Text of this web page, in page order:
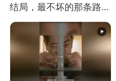
结局，最不坏的那条路是
通向东方